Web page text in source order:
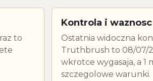
to
Kontrola i waznosc
Ostatnia widoczna
Truthbrush to 08/07/
wkrotce wygasaja, a 1
szczegolowe warunki.